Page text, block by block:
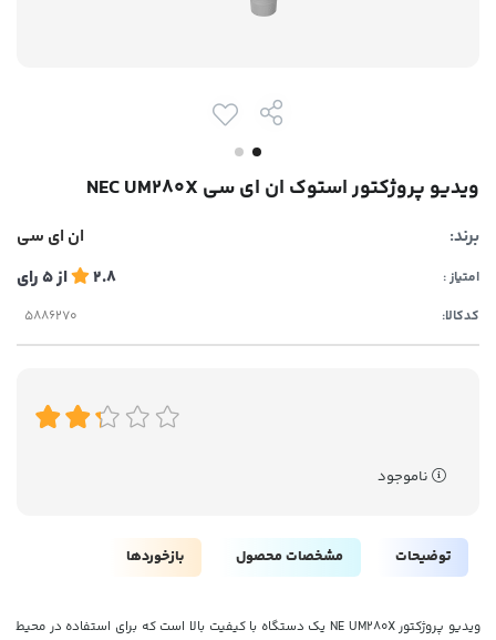
ویدیو پروژکتور استوک ان ای سی NEC UM280X
برند: ان ای سی
امتیاز : 2.8 از5رای
کدکالا:
ناموجود
توضیحات مشخصات محصول بازخوردها
ویدیو پروژکتور NE UM280X یک دستگاه با کیفیت بالا است که برای استفاده در محیط